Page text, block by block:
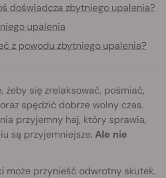
doświadcza zbytniego upalenia?
upalenia
z powodu zbytniego upalenia?
żeby się zrelaksować, pośmiać,
spędzić dobrze wolny czas.
przyjemny haj, który sprawia,
są przyjemniejsze.Ale nie
może przynieść odwrotny skutek.